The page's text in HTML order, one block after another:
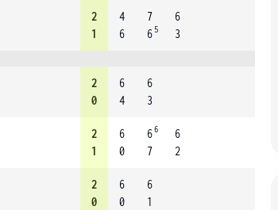
2
1
4
6
7
6 5
6
3
2
0
6
4
6
3
2
1
6
0
66
7
6
2
2
0
6
0
6
1